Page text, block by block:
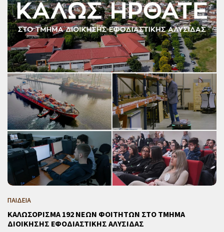
ΠΑΙΔΕΙΑ
ΚΑΛΩΣΟΡΙΣΜΑ 192 ΝΕΩΝ ΦΟΙΤΗΤΩΝ ΣΤΟ ΤΜΗΜΑ
ΔΙΟΙΚΗΣΗΣ ΕΦΟΔΙΑΣΤΙΚΗΣ ΑΛΥΣΙΔΑΣ